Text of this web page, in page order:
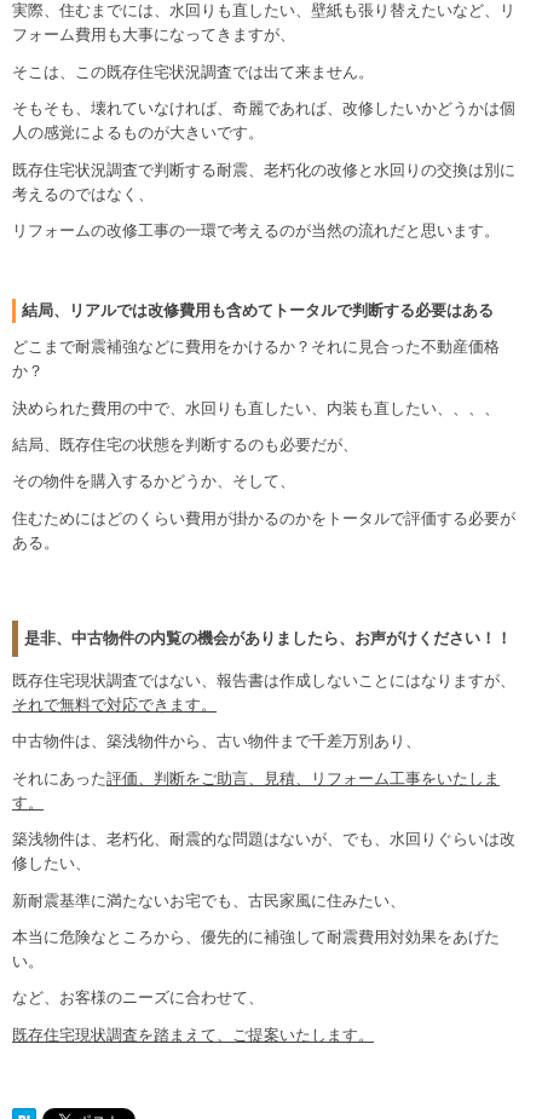
実際、住むまでには、水回りも直したい、壁紙も張り替えたいなど、リ
フォーム費用も大事になってきますが、
そこは、この既存住宅状況調査では出て来ません。
そもそも、壊れていなければ、奇麗であれば、改修したいかどうかは個
人の感覚によるものが大きいです。
既存住宅状況調査で判断する耐震、老朽化の改修と水回りの交換は別に
考えるのではなく、
リフォームの改修工事の一環で考えるのが当然の流れだと思います。
結局、リアルでは改修費用も含めてトータルで判断する必要はある
どこまで耐震補強などに費用をかけるか？それに見合った不動産価格
か？
決められた費用の中で、水回りも直したい、内装も直したい、、、、
結局、既存住宅の状態を判断するのも必要だが、
その物件を購入するかどうか、そして、
住むためにはどのくらい費用が掛かるのかをトータルで評価する必要が
ある。
是非、中古物件の内覧の機会がありましたら、お声がけください！！
既存住宅現状調査ではない、報告書は作成しないことにはなりますが、
それで無料で対応できます。
中古物件は、築浅物件から、古い物件まで千差万別あり、
それにあった評価、判断をご助言、見積、リフォーム工事をいたしま
す。
築浅物件は、老朽化、耐震的な問題はないが、でも、水回りぐらいは改
修したい、
新耐震基準に満たないお宅でも、古民家風に住みたい、
本当に危険なところから、優先的に補強して耐震費用対効果をあげた
い。
など、お客様のニーズに合わせて、
既存住宅現状調査を踏まえて、ご提案いたします。